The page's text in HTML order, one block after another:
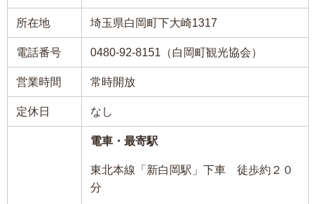
所在地 埼玉県白岡町下大崎1317
電話番号 0480-92-8151（白岡町観光協会）
営業時間 常時開放
定休日 なし
電車・最寄駅
東北本線「新白岡駅」下車 徒歩約２０
分